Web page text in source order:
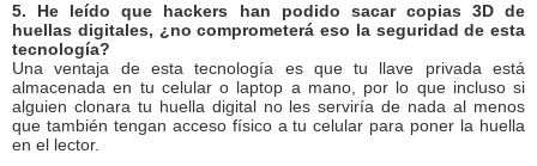
5. He leído que hackers han podido sacar copias 3D de
huellas digitales, ¿no comprometerá eso la seguridad de esta
tecnología?
Una ventaja de esta tecnología es que tu llave privada está
almacenada en tu celular o laptop a mano, por lo que incluso si
alguien clonara tu huella digital no les serviría de nada al menos
que también tengan acceso físico a tu celular para poner la huella
en el lector.